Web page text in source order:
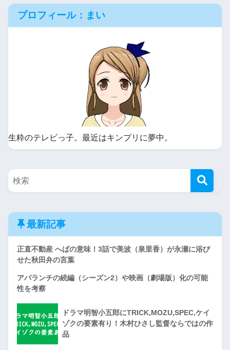
プロフィール：まい
生粋のテレビっ子。最近はキンプリに夢中。
最新記事
正直不動産 へばの意味！3話で美波（泉里香）が永瀬に浴び
せた秋田弁の言葉
アバランチの続編（シーズン2）や映画（劇場版）化の可能
性を考察
ドラマ明智小五郎にTRICK,MOZU,SPEC,ケイ
ゾクの要素有り！木村ひさし監督ならではの作
品